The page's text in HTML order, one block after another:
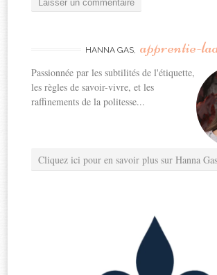
HANNA GAS, apprentie-
Passionnée par les subtilités de l'étiquette,
les règles de savoir-vivre, et les
raffinements de la politesse...
Cliquez ici pour en savoir plus sur Hanna Gas